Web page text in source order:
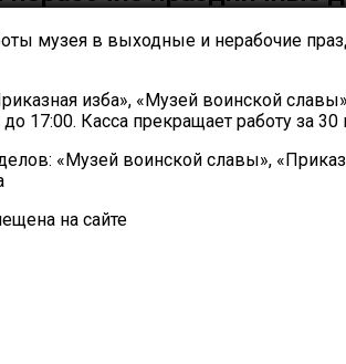
музея в выходные и нерабочие
изба», «Музей воинской
17:00. Касса прекращает работу за
«Музей воинской славы»,
на сайте